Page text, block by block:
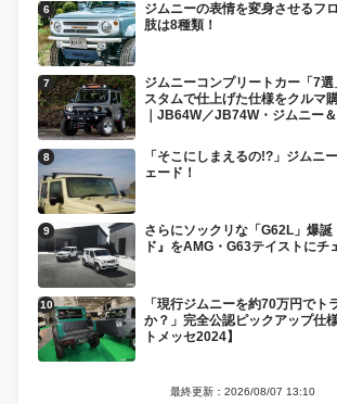
ジムニーの表情を変身させるフ
肢は8種類！
ジムニーコンプリートカー「7
スタムで仕上げた仕様をクルマ
｜JB64W／JB74W・ジムニー
「そこにしまえるの!?」ジムニ
ェード！
さらにソックリな「G62L」爆
ド』をAMG・G63テイストにチ
「現行ジムニーを約70万円でト
か？」完全公認ピックアップ仕
トメッセ2024】
最終更新：2026/08/07 13:10